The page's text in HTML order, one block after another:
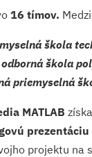
16 tímov.
škola
škola
priemyselná
MATLAB
prezentáciu
projektu